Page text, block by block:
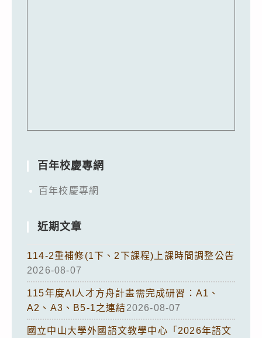
百年校慶專網
百年校慶專網
近期文章
114-2重補修(1下、2下課程)上課時間調整公告
2026-08-07
115年度AI人才方舟計畫需完成研習：A1、
A2、A3、B5-1之連結2026-08-07
國立中山大學外國語文教學中心「2026年語文